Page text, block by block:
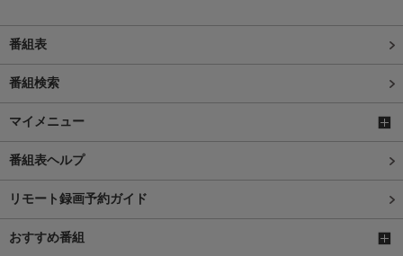
番組表
番組検索
マイメニュー
番組表ヘルプ
リモート録画予約ガイド
おすすめ番組